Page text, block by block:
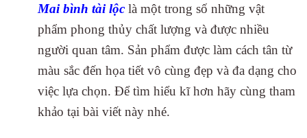
Mai bình tài lộc là một trong số những vật
phẩm phong thủy chất lượng và được nhiều
người quan tâm. Sản phẩm được làm cách tân từ
màu sắc đến họa tiết vô cùng đẹp và đa dạng cho
việc lựa chọn. Để tìm hiểu kĩ hơn hãy cùng tham
khảo tại bài viết này nhé.